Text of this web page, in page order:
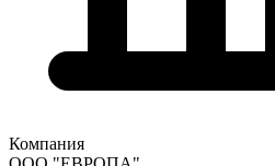
Компания